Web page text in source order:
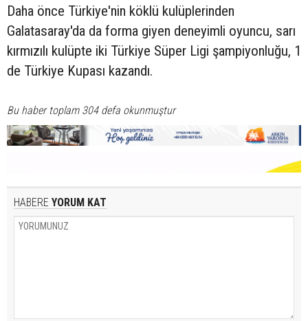
Daha önce Türkiye'nin köklü kulüplerinden
Galatasaray'da da forma giyen deneyimli oyuncu, sarı
kırmızılı kulüpte iki Türkiye Süper Ligi şampiyonluğu, 1
de Türkiye Kupası kazandı.
Bu haber toplam 304 defa okunmuştur
HABERE YORUM KAT